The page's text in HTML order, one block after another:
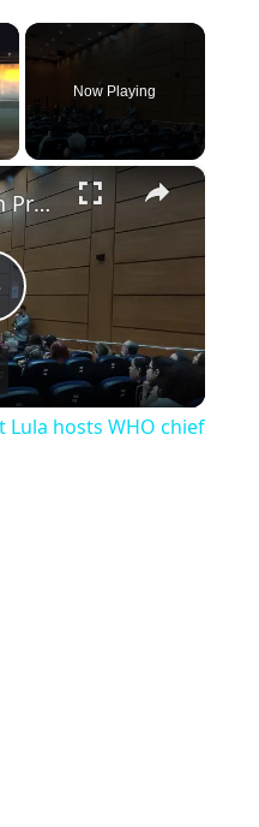
×
Now Playing
×
Video
Brazil: Brazilian President Lula hosts WHO chief Tedros in Rio.
Lula hosts WHO chief